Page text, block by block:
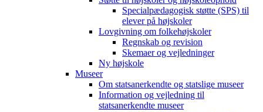
Specialpædagogisk støtte (SPS) til
elever på højskoler
Lovgivning om folkehøjskoler
Regnskab og revision
Skemaer og vejledninger
Ny højskole
Museer
Om statsanerkendte og statslige museer
Information og vejledning til
statsanerkendte museer